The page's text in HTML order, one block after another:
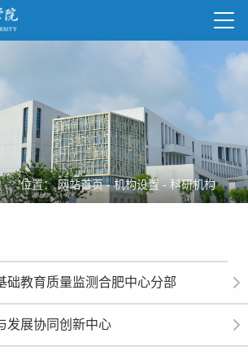
位置：网站首页-机构设置 - 科研机构
础教育质量监测合肥中心分部
发展协同创新中心